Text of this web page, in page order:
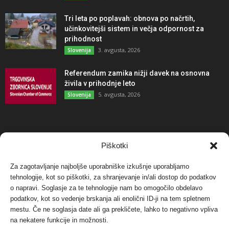
Piškotki
Za zagotavljanje najboljše uporabniške izkušnje uporabljamo
tehnologije, kot so piškotki, za shranjevanje in/ali dostop do podatkov
o napravi. Soglasje za te tehnologije nam bo omogočilo obdelavo
podatkov, kot so vedenje brskanja ali enolični ID-ji na tem spletnem
mestu. Če ne soglasja date ali ga prekličete, lahko to negativno vpliva
na nekatere funkcije in možnosti.
Tri leta po poplavah: obnova po načrtih,
učinkovitejši sistem in večja odpornost za
prihodnost
Slovenija 3. avgusta, 2026
Referendum zamika nižji davek na osnovna
živila v prihodnje leto
Slovenija 5. avgusta, 2026
NAJBOLJ KOMENTIRANO
Protest proti vetrnim elektrarnam na Ojstrici, v
svetu pa vedno bolj...
Dogodki 12. maja, 2017
Tožilstvo v Celovcu v korist elektrarnam